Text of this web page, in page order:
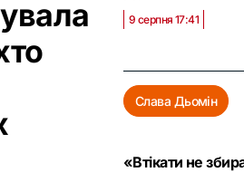
9 серпня 17:41
Слава Дьомін
«Втікати не